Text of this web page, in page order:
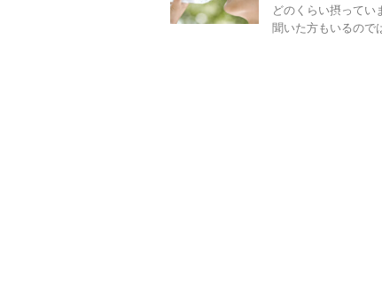
どのくらい摂ってい
聞いた方もいるので